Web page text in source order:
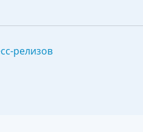
релизов